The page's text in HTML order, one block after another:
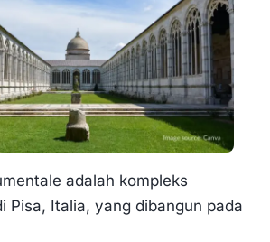
adalah kompleks
Pisa, Italia, yang dibangun pada